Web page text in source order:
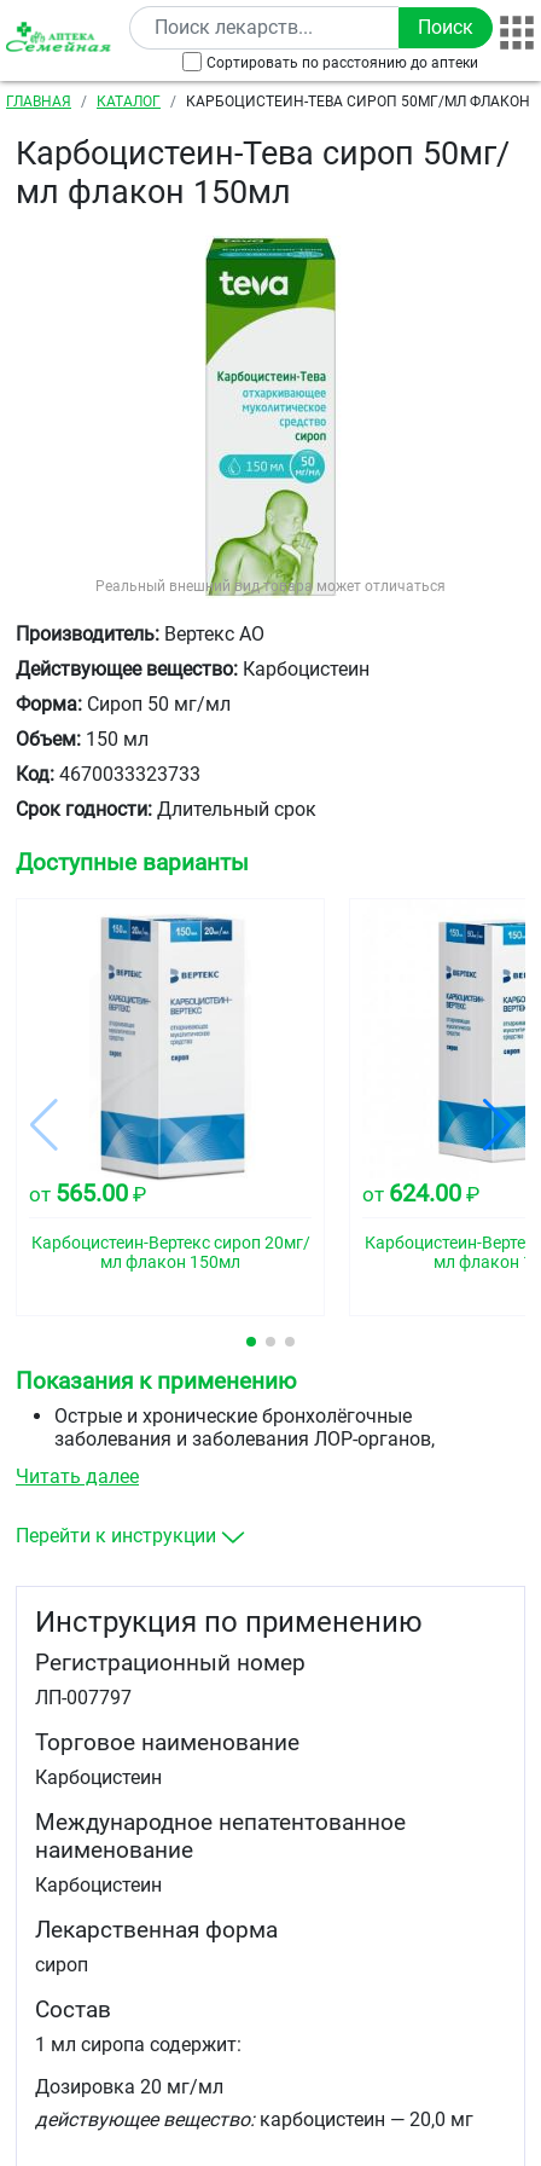
Перейти к основному содержанию
Сортировать по расстоянию до аптеки
Строка навигации
ГЛАВНАЯ КАТАЛОГ КАРБОЦИСТЕИН-ТЕВА СИРОП 50МГ/МЛ ФЛАКОН
Карбоцистеин-Тева сироп 50мг/
мл флакон 150мл
Реальный внешний вид товара может отличаться
Производитель: Вертекс АО
Действующее вещество: Карбоцистеин
Форма: Сироп 50 мг/мл
Объем: 150 мл
Код: 4670033323733
Срок годности: Длительный срок
Доступные варианты
от 565.00 ₽
Карбоцистеин-Вертекс сироп 20мг/
мл флакон 150мл
от 624.00 ₽
Карбоцистеин-
мл флакон
Показания к применению
Острые и хронические бронхолёгочные
заболевания и заболевания ЛОР-органов,
трудноотделяемой мокроты (трахеит, бронхит,
бронхоэктатическая болезнь) и слизи
подготовка пациента к бронхоскопии или
Читать далее
Перейти к инструкции
Инструкция по применению
Регистрационный номер
ЛП-007797
Торговое наименование
Карбоцистеин
Международное непатентованное
наименование
Карбоцистеин
Лекарственная форма
сироп
Состав
1 мл сиропа содержит:
Дозировка 20 мг/мл
действующее вещество:карбоцистеин — 20,0 мг